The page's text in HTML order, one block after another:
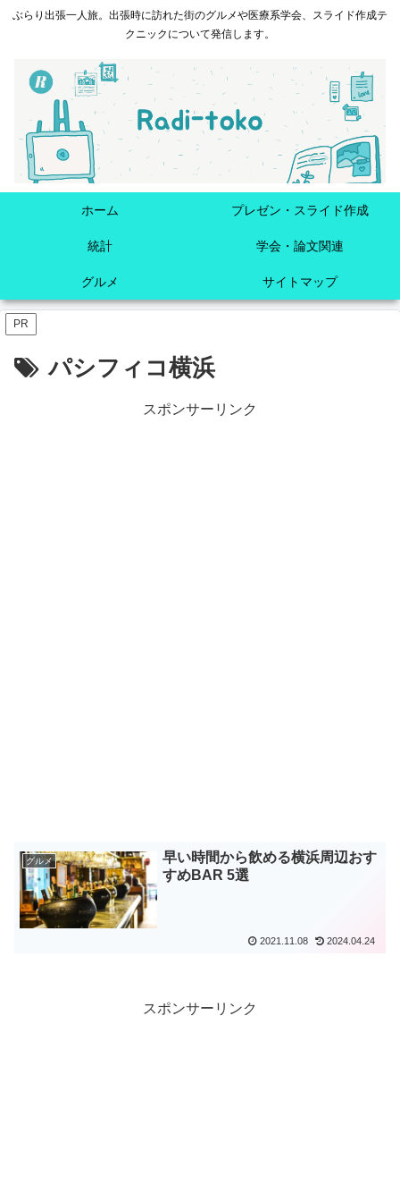
ぶらり出張一人旅。出張時に訪れた街のグルメや医療系学会、スライド作成テ
クニックについて発信します。
ホーム プレゼン・スライド作成
統計 学会・論文関連
グルメ サイトマップ
PR
パシフィコ横浜
スポンサーリンク
グルメ
早い時間から飲める横浜周辺おす
すめBAR 5選
2021.11.08 2024.04.24
スポンサーリンク